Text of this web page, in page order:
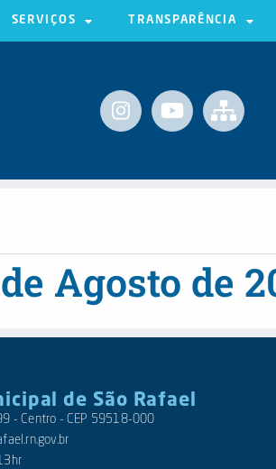
SERVIÇOS TRANSPARÊNCIA
Agosto de
de São Rafael
- Centro - CEP 59518-000